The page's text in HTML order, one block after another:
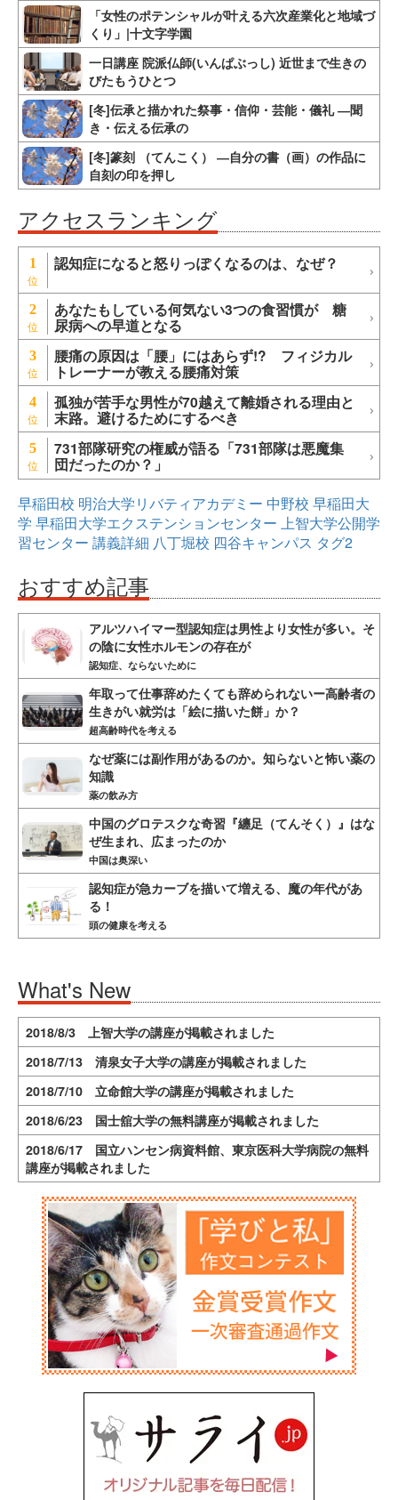
「女性のポテンシャルが叶える六次産業化と地域づ
くり」|十文字学園
一日講座 院派仏師(いんぱぶっし) 近世まで生きの
びたもうひとつ
[冬]伝承と描かれた祭事・信仰・芸能・儀礼 ―聞
き・伝える伝承の
[冬]篆刻 （てんこく） ―自分の書（画）の作品に
自刻の印を押し
アクセスランキング
1 認知症になると怒りっぽくなるのは、なぜ？
2 あなたもしている何気ない3つの食習慣が 糖
尿病への早道となる
3 腰痛の原因は「腰」にはあらず!? フィジカル
トレーナーが教える腰痛対策
4 孤独が苦手な男性が70越えて離婚される理由と
末路。避けるためにするべき
5 731部隊研究の権威が語る「731部隊は悪魔集
団だったのか？」
早稲田校 明治大学リバティアカデミー 中野校 早稲田大
学 早稲田大学エクステンションセンター 上智大学公開学
習センター 講義詳細 八丁堀校 四谷キャンパス タグ2
おすすめ記事
アルツハイマー型認知症は男性より女性が多い。そ
の陰に女性ホルモンの存在が
認知症、ならないために
年取って仕事辞めたくても辞められないー高齢者の
生きがい就労は「絵に描いた餅」か？
超高齢時代を考える
なぜ薬には副作用があるのか。知らないと怖い薬の
知識
薬の飲み方
中国のグロテスクな奇習『纏足（てんそく）』はな
ぜ生まれ、広まったのか
中国は奥深い
認知症が急カーブを描いて増える、魔の年代があ
る！
頭の健康を考える
What's New
2018/8/3 上智大学の講座が掲載されました
2018/7/13 清泉女子大学の講座が掲載されました
2018/7/10 立命館大学の講座が掲載されました
2018/6/23 国士舘大学の無料講座が掲載されました
2018/6/17 国立ハンセン病資料館、東京医科大学病院の無料
講座が掲載されました